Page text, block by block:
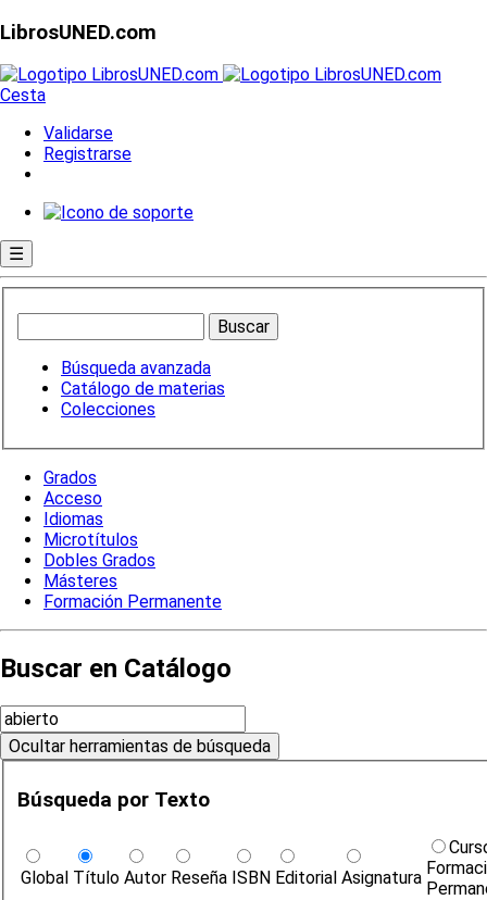
LibrosUNED.com
Cesta
Validarse
Registrarse
☰
Búsqueda avanzada
Catálogo de materias
Colecciones
Grados
Acceso
Idiomas
Microtítulos
Dobles Grados
Másteres
Formación Permanente
Buscar en Catálogo
Búsqueda por Texto
Global Título Autor Reseña ISBN Editorial Asignatura